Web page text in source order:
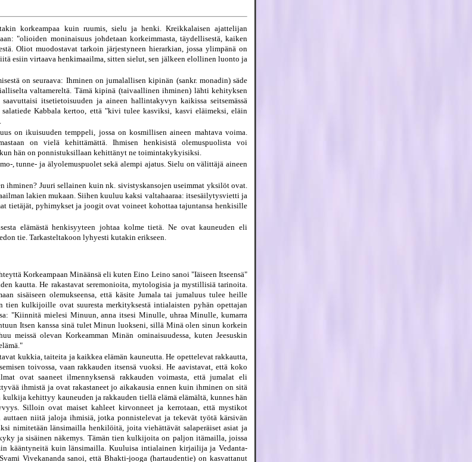
korkeampaa kuin ruumis, sielu ja henki. Kreikkalaisen ajattelijan
"olioiden moninaisuus johdetaan korkeimmasta, täydellisestä, kaiken
Oliot muodostavat tarkoin järjestyneen hierarkian, jossa ylimpänä on
esiin virtaava henkimaailma, sitten sielut, sen jälkeen elollinen luonto ja
on seuraava: Ihminen on jumalallisen kipinän (sankr. monadin) säde
valtamereltä. Tämä kipinä (taivaallinen ihminen) lähti kehityksen
itsetietoisuuden ja aineen hallintakyvyn kaikissa seitsemässä
salatiede Kabbala kertoo, että "kivi tulee kasviksi, kasvi eläimeksi, eläin
on ikuisuuden temppeli, jossa on kosmillisen aineen mahtava voima.
on vielä kehittämättä. Ihmisen henkisistä olemuspuolista voi
hän on ponnistuksillaan kehittänyt ne toimintakykyisiksi.
, tunne- ja älyolemuspuolet sekä alempi ajatus. Sielu on välittäjä aineen
Juuri sellainen kuin nk. sivistyskansojen useimmat yksilöt ovat.
lakien mukaan. Siihen kuuluu kaksi valtahaaraa: itsesäilytysvietti ja
tietäjät, pyhimykset ja joogit ovat voineet kohottaa tajuntansa henkisille
elämästä henkisyyteen johtaa kolme tietä. Ne ovat kauneuden eli
tie. Tarkasteltakoon lyhyesti kutakin erikseen.
Korkeampaan Minäänsä eli kuten Eino Leino sanoi "Iäiseen Itseensä"
kautta. He rakastavat seremonioita, mytologisia ja mystillisiä tarinoita.
sisäiseen olemukseensa, että käsite Jumala tai jumaluus tulee heille
tien kulkijoille ovat suuresta merkityksestä intialaisten pyhän opettajan
"Kiinnitä mielesi Minuun, anna itsesi Minulle, uhraa Minulle, kumarra
Itsen kanssa sinä tulet Minun luokseni, sillä Minä olen sinun korkein
meissä olevan Korkeamman Minän ominaisuudessa, kuten Jeesuskin
kukkia, taiteita ja kaikkea elämän kauneutta. He opettelevat rakkautta,
toivossa, vaan rakkauden itsensä vuoksi. He aavistavat, että koko
ovat saaneet ilmennyksensä rakkauden voimasta, että jumalat eli
ihmistä ja ovat rakastaneet jo aikakausia ennen kuin ihminen on sitä
kulkija kehittyy kauneuden ja rakkauden tiellä elämä elämältä, kunnes hän
Silloin ovat maiset kahleet kirvonneet ja kerrotaan, että mystikot
auttaen niitä jaloja ihmisiä, jotka ponnistelevat ja tekevät työtä kärsivän
nimitetään länsimailla henkilöitä, joita viehättävät salaperäiset asiat ja
ja sisäinen näkemys. Tämän tien kulkijoita on paljon itämailla, joissa
kääntyneitä kuin länsimailla. Kuuluisa intialainen kirjailija ja Vedanta-
Vivekananda sanoi, että Bhakti-jooga (hartaudentie) on kasvattanut